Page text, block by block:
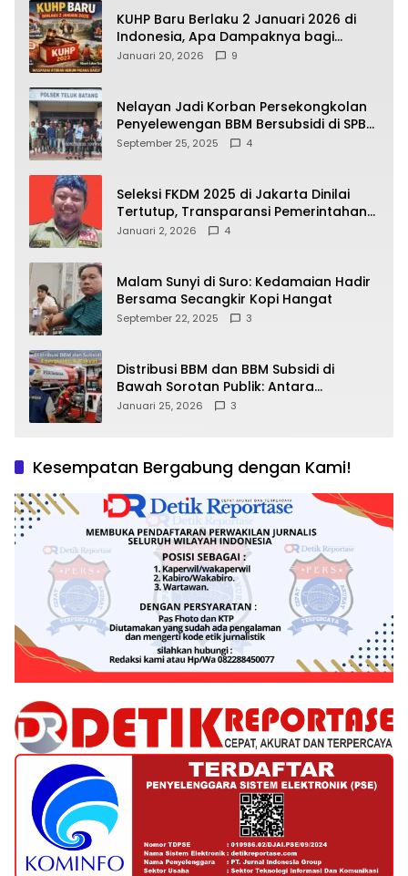
KUHP Baru Berlaku 2 Januari 2026 di
Indonesia, Apa Dampaknya bagi
Kehidupan Warga? Ini Aturan Kunci
Januari 20, 2026 9
Nelayan Jadi Korban Persekongkolan
Penyelewengan BBM Bersubsidi di SPBU
64.78809 Teluk Batang
September 25, 2025 4
Seleksi FKDM 2025 di Jakarta Dinilai
Tertutup, Transparansi Pemerintahan
Pramono–Rano Dipertanyakan
Januari 2, 2026 4
Malam Sunyi di Suro: Kedamaian Hadir
Bersama Secangkir Kopi Hangat
September 22, 2025 3
Distribusi BBM dan BBM Subsidi di
Bawah Sorotan Publik: Antara
Kepentingan Negara, Hak Konsumen,
Januari 25, 2026 3
Kesempatan Bergabung dengan Kami!